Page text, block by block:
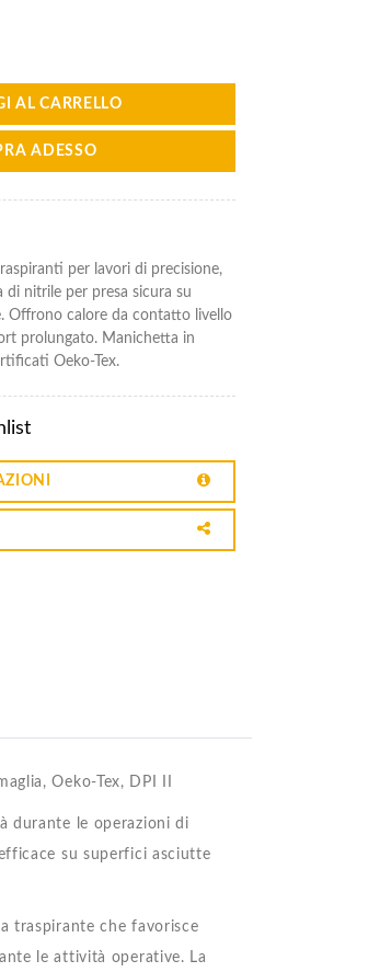
AL CARRELLO
ADESSO
per lavori di precisione,
nitrile per presa sicura su
Offrono calore da contatto livello
prolungato. Manichetta in
Oeko-Tex.
Oeko-Tex, DPI II
durante le operazioni di
su superfici asciutte
traspirante che favorisce
le attività operative. La